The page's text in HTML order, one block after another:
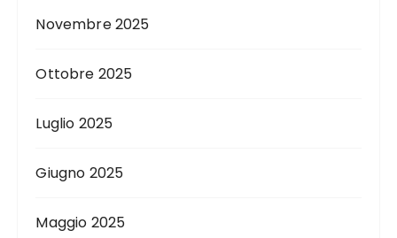
Novembre 2025
Ottobre 2025
Luglio 2025
Giugno 2025
Maggio 2025